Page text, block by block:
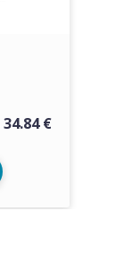
34.84 €